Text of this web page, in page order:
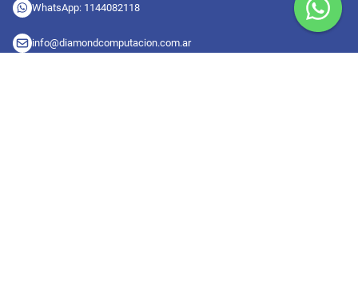
WhatsApp: 1144082118
info@diamondcomputacion.com.ar